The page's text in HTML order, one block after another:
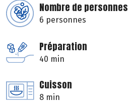
Nombre de personnes
6 personnes
Préparation
40 min
Cuisson
8 min